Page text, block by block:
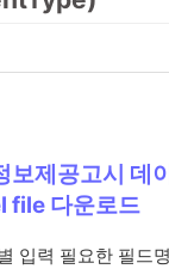
보제공고시 데
file 다운로드
입력 필요한 필드